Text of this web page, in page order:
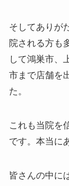
そしてありが
院される方も
して鴻巣市、
市まで店舗を
た。
これも当院を
です。本当に
皆さんの中に